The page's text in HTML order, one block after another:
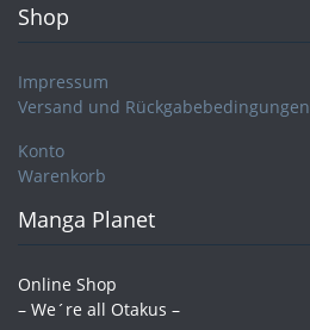
Shop
Impressum
Versand und Rückgabebedingungen
Konto
Warenkorb
Manga Planet
Online Shop
– We´re all Otakus –